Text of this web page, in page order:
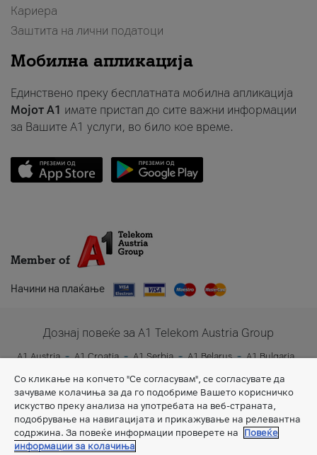
Кариера
Заштита на лични податоци
Мобилна апликација
Единствено преку бесплатната мобилна апликација
Мојот A1 имате пристап до сите важни информации
за Вашите A1 услуги, во било кое време.
Member of
Начини на плаќање
Дознај повеќе за A1 Telekom Austria Group
A1 Austria A1 Croatia A1 Serbia A1 Belarus
A1 Bulgaria
A1 Slovenia
A1 Digital
Со кликање на копчето "Се согласувам", се согласувате да
зачуваме колачиња за да го подобриме Вашето корисничко
искуство преку анализа на употребата на веб-страната,
подобрување на навигацијата и прикажување на релевантна
содржина. За повеќе информации проверете на
Повеќе
информации за колачиња